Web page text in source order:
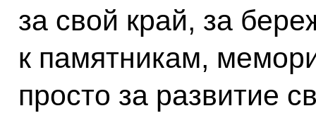
за свой край, за
к памятникам,
просто за развитие